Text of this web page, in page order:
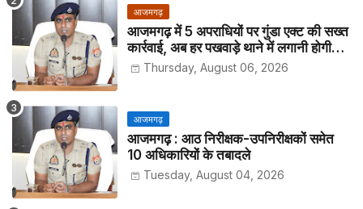
आजमगढ़
आजमगढ़ में 5 अपराधियों पर गुंडा एक्ट की सख्त
कार्रवाई, अब हर पखवाड़े थाने में लगानी होगी
हाजिरीThursday, August 06, 2026
आजमगढ़
आजमगढ़ : आठ निरीक्षक-उपनिरीक्षकों समेत
10 अधिकारियों के तबादले
Tuesday, August 04, 2026